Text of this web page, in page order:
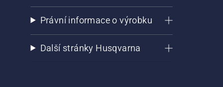
Právní informace o výrobku
Další stránky Husqvarna